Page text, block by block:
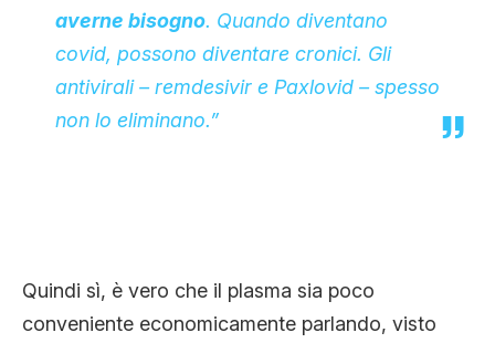
averne bisogno. Quando diventano
covid, possono diventare cronici. Gli
antivirali – remdesivir e Paxlovid – spesso
non lo eliminano.”
Quindi sì, è vero che il plasma sia poco
conveniente economicamente parlando, visto